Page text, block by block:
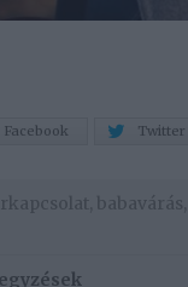
Facebook Twitter
babavárás